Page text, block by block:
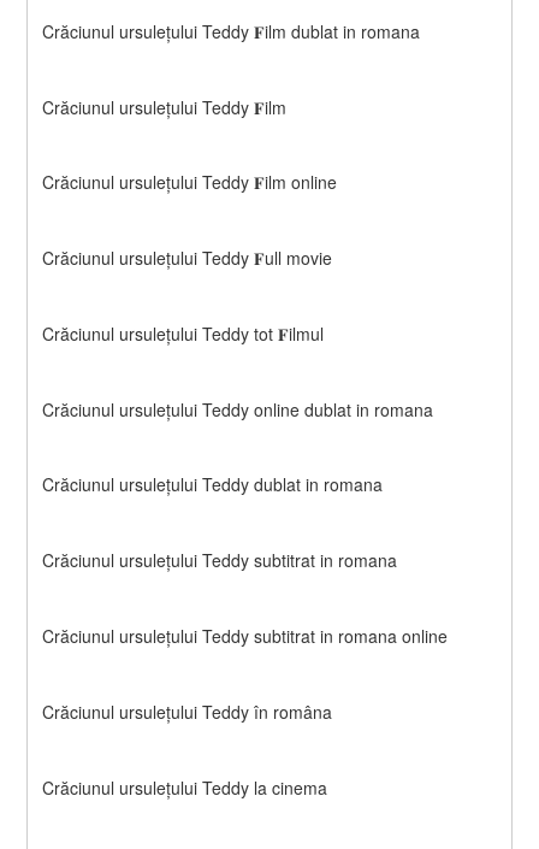
Crăciunul ursulețului Teddy 𝐅ilm dublat in romana
Crăciunul ursulețului Teddy 𝐅ilm
Crăciunul ursulețului Teddy 𝐅ilm online
Crăciunul ursulețului Teddy 𝐅ull movie
Crăciunul ursulețului Teddy tot 𝐅ilmul
Crăciunul ursulețului Teddy online dublat in romana
Crăciunul ursulețului Teddy dublat in romana
Crăciunul ursulețului Teddy subtitrat in romana
Crăciunul ursulețului Teddy subtitrat in romana online
Crăciunul ursulețului Teddy în româna
Crăciunul ursulețului Teddy la cinema